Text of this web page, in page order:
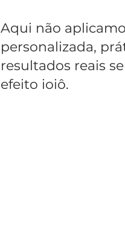
Aqui não
personalizada,
resultados reais
efeito ioiô.